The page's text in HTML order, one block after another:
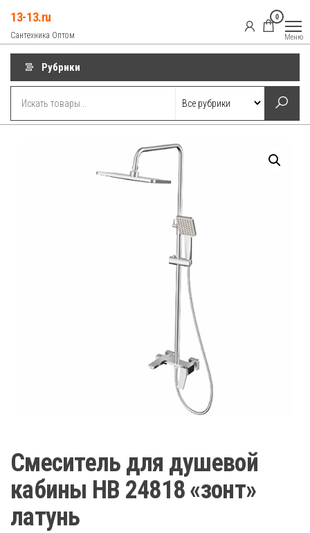
содержимому
13-13.ru
Сантехника Оптом
0
Меню
Рубрики
Смеситель для душевой
кабины HB 24818 «зонт»
латунь